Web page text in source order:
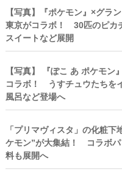
【写真】『ポケモン』×グラ
東京がコラボ！ 30匹のピカ
スイートなど展開
【写真】 『ぽこ あ ポケモン
コラボ！ うすチュウたちを
風呂など登場へ
「プリマヴィスタ」の化粧下
ケモン”が大集結！ コラボパ
料も展開へ